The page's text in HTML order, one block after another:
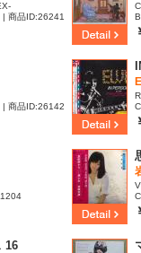
商品ID:26241
| 商品ID:26142
16